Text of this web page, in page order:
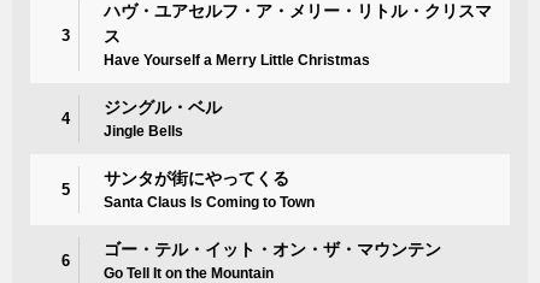
3
ハヴ・ユアセルフ・ア・メリー・リトル・クリスマ
ス
Have Yourself a Merry Little Christmas
4
ジングル・ベル
Jingle Bells
5
サンタが街にやってくる
Santa Claus Is Coming to Town
6
ゴー・テル・イット・オン・ザ・マウンテン
Go Tell It on the Mountain